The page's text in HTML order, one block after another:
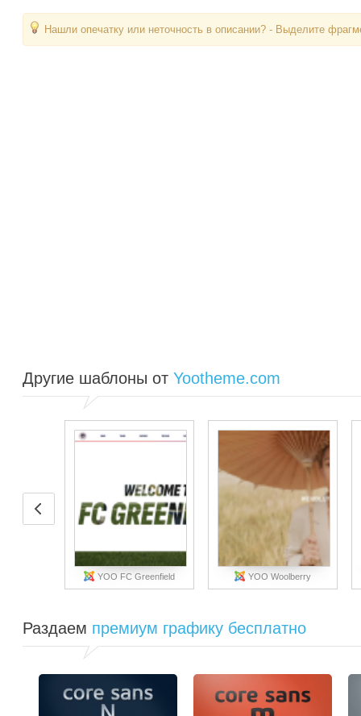
Нашли опечатку или неточность в описании? - Выделите
Другие шаблоны от Yootheme.com
YOO FC Greenfield YOO Woolberry
Раздаем премиум графику бесплатно